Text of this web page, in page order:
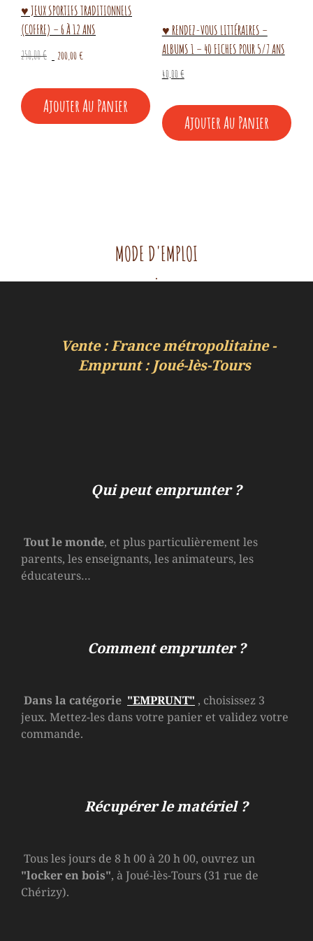
♥ JEUX SPORTIFS TRADITIONNELS
(COFFRE) – 6 À 12 ANS
250,00€
Le
initial
était :
250,00 €.
200,00€
actuel
est :
200,00 €.
Ajouter Au Panier
♥ RENDEZ-VOUS LITTÉRAIRES –
ALBUMS 1 – 40 FICHES POUR 5/7 ANS
40,00 €
Ajouter Au Panier
MODE D'EMPLOI
.
Vente : France métropolitaine -
Emprunt : Joué-lès-Tours
Qui peut emprunter ?
Tout le monde, et plus particulièrement les
parents, les enseignants, les animateurs, les
éducateurs…
Comment emprunter ?
Dans la catégorie "EMPRUNT" , choisissez 3
jeux. Mettez-les dans votre panier et validez votre
commande.
Récupérer le matériel ?
Tous les jours de 8 h 00 à 20 h 00, ouvrez un
"locker en bois", à Joué-lès-Tours (31 rue de
Chérizy).